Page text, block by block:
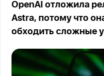
OpenAI отложила
Astra, потому что
обходить сложные